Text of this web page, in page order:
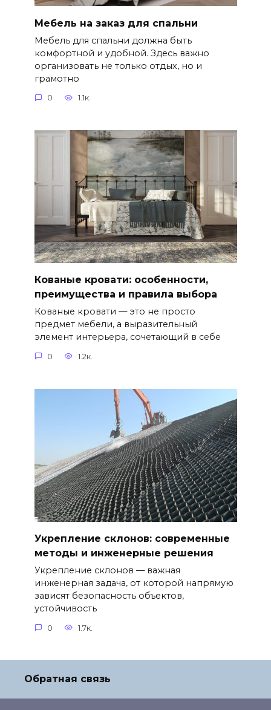
Мебель на заказ для спальни
Мебель для спальни должна быть
комфортной и удобной. Здесь важно
организовать не только отдых, но и
грамотно
0 1.1к.
Кованые кровати: особенности,
преимущества и правила выбора
Кованые кровати — это не просто
предмет мебели, а выразительный
элемент интерьера, сочетающий в себе
0 1.2к.
Укрепление склонов: современные
методы и инженерные решения
Укрепление склонов — важная
инженерная задача, от которой напрямую
зависят безопасность объектов,
устойчивость
0 1.7к.
Обратная связь